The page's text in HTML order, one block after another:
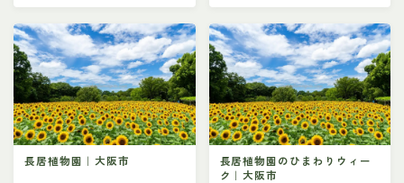
長居植物園｜大阪市
長居植物園のひまわりウィー
ク｜大阪市